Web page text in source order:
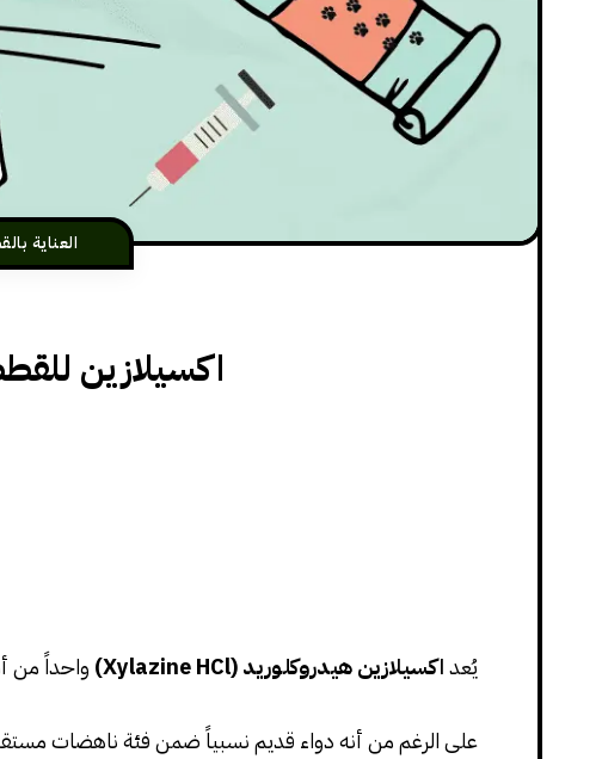
العناية
اكسيلازين
يُعداكسيلازين هيدروكلوريد (Xylazine HCl) واحداً من